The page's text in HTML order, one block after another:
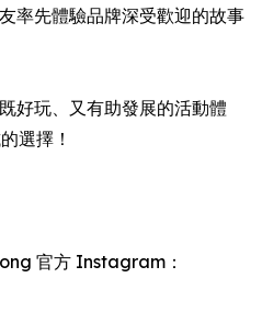
率先體驗品牌深受歡迎的故事
好玩、又有助發展的活動體
選擇！
官方 Instagram：